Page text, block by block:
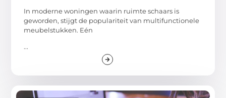
In moderne woningen waarin ruimte schaars is
geworden, stijgt de populariteit van multifunctionele
meubelstukken. Eén
...